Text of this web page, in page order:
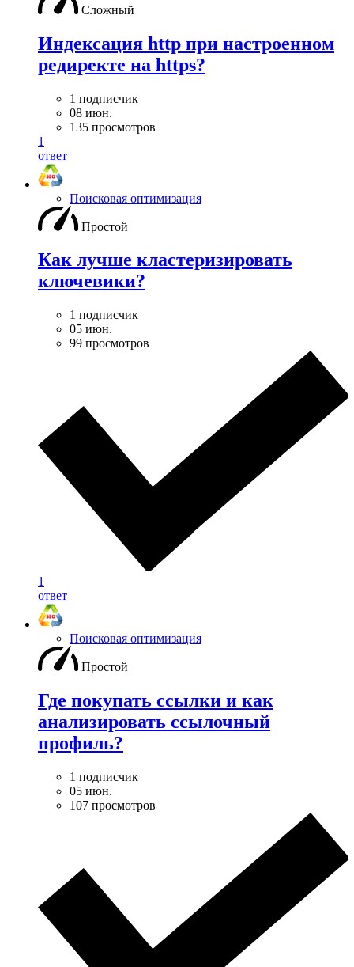
Сложный
Индексация http при настроенном
редиректе на https?
1 подписчик
08 июн.
135 просмотров
1
ответ
Поисковая оптимизация
Простой
Как лучше кластеризировать
ключевики?
1 подписчик
05 июн.
99 просмотров
1
ответ
Поисковая оптимизация
Простой
Где покупать ссылки и как
анализировать ссылочный
профиль?
1 подписчик
05 июн.
107 просмотров